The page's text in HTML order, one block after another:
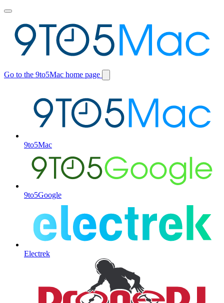
Toggle
menu
Go to the 9to5Mac home page
Switch
9to5Mac
9to5Google
Electrek